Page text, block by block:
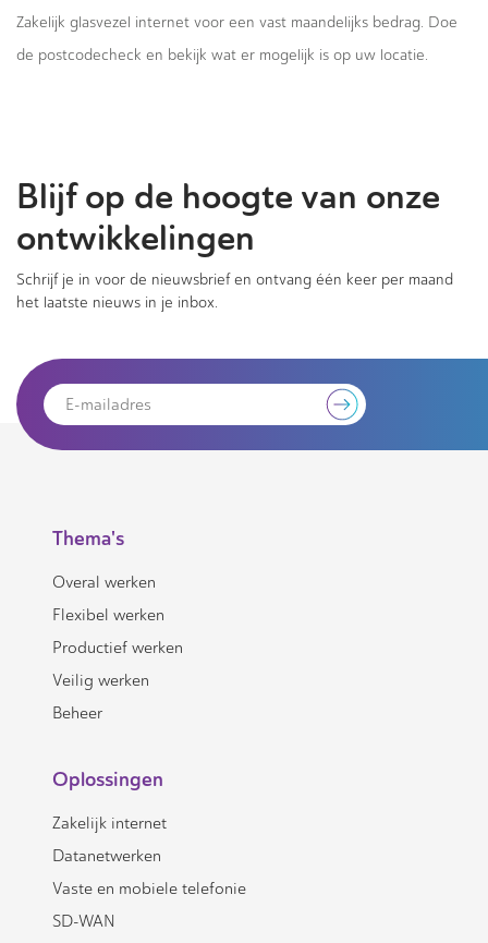
Zakelijk glasvezel internet voor een vast maandelijks bedrag. Doe
de postcodecheck en bekijk wat er mogelijk is op uw locatie.
Blijf op de hoogte van onze
ontwikkelingen
Schrijf je in voor de nieuwsbrief en ontvang één keer per maand
het laatste nieuws in je inbox.
Thema's
Overal werken
Flexibel werken
Productief werken
Veilig werken
Beheer
Oplossingen
Zakelijk internet
Datanetwerken
Vaste en mobiele telefonie
SD-WAN